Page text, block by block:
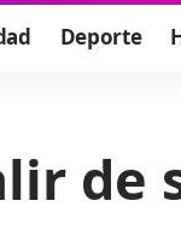
Deporte
de